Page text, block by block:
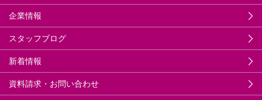
企業情報
スタッフブログ
新着情報
資料請求・お問い合わせ